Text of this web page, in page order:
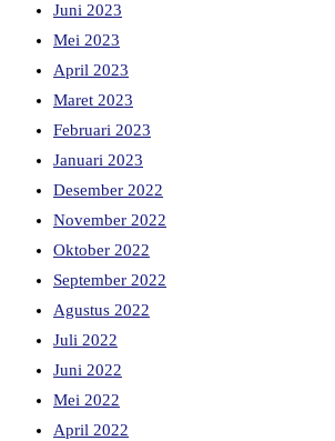
Juni 2023
Mei 2023
April 2023
Maret 2023
Februari 2023
Januari 2023
Desember 2022
November 2022
Oktober 2022
September 2022
Agustus 2022
Juli 2022
Juni 2022
Mei 2022
April 2022